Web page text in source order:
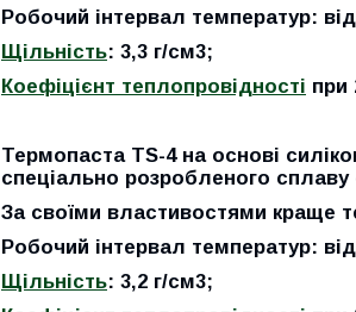
Робочий інтервал температур:
Щільність: 3,3 г/см3;
Коефіцієнт теплопровідності при
Термопаста TS-4на основі
спеціально розробленого
За своїми властивостями краще
Робочий інтервал температур:
Щільність: 3,2 г/см3;